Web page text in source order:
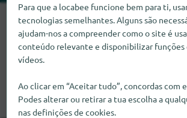
Lamentamos, mas não conseguimos
Betriebssysteme neste momento. Se
Windows-Betriebssysteme, ficaríamos
Para que a locabee funcione bem para ti,
tecnologias semelhantes. Alguns são
ajudam-nos a compreender como o site é
conteúdo relevante e disponibilizar funções
vídeos.
Ao clicar em “Aceitar tudo”, concordas com
Podes alterar ou retirar a tua escolha a
nas definições de cookies.